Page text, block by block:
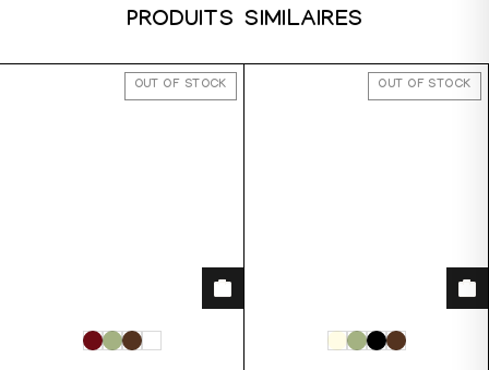
PRODUITS SIMILAIRES
OUT OF STOCK OUT OF STOCK